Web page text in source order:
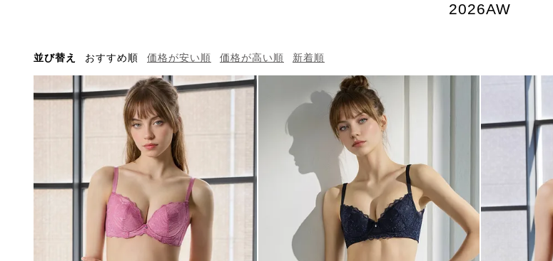
2026AW
並び替え おすすめ順 価格が安い順 価格が高い順 新着順